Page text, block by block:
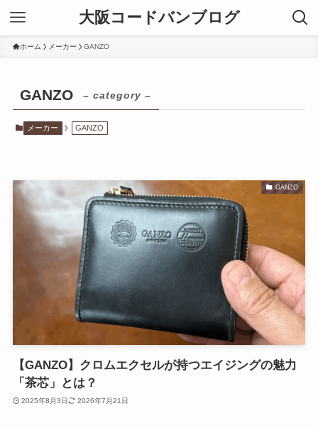
大阪コードバンブログ
ホーム メーカー GANZO
GANZO – category –
メーカー GANZO
GANZO
【GANZO】クロムエクセルが持つエイジングの魅力
「茶芯」とは？
2025年8月3日 2026年7月21日